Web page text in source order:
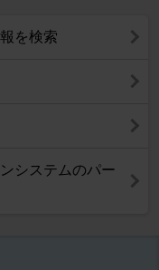
を検索
システムのパー